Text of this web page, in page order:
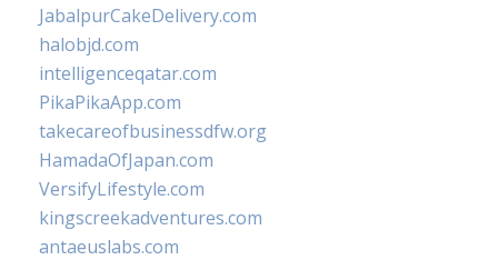
JabalpurCakeDelivery.com
halobjd.com
intelligenceqatar.com
PikaPikaApp.com
takecareofbusinessdfw.org
HamadaOfJapan.com
VersifyLifestyle.com
kingscreekadventures.com
antaeuslabs.com